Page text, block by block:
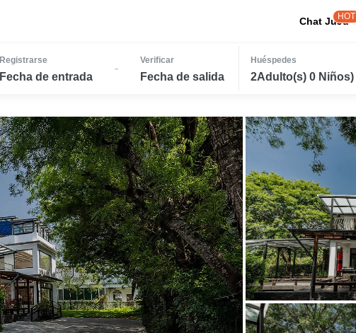
Chat JuJu
HOT
Registrarse
Fecha de entrada
-
Verificar
Fecha de salida
Huéspedes
2Adulto(s) 0 Niños)